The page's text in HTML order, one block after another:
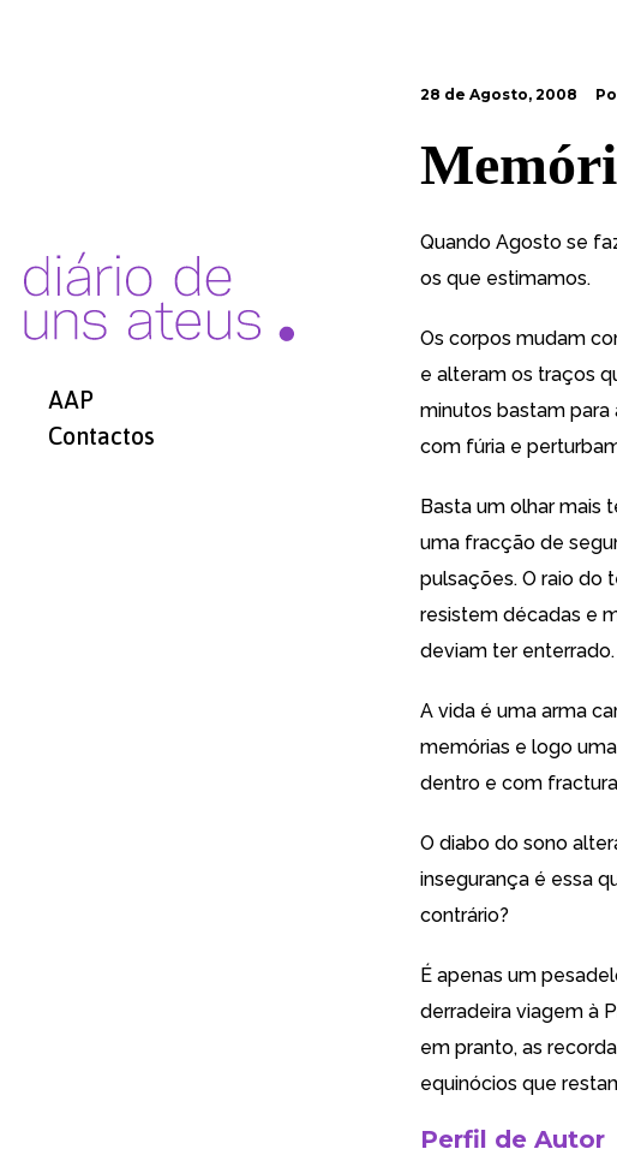
AAP
Contactos
28 de Agosto, 2008
Quando Agosto se
os que estimamos.
Os corpos mudam
e alteram os traços
minutos bastam
com fúria e
Basta um olhar mais
uma fracção de
pulsações. O raio do
resistem décadas e
deviam ter enterrado.
A vida é uma arma
memórias e logo
dentro e com
O diabo do sono
insegurança é essa
contrário?
É apenas um
derradeira viagem à
em pranto, as
equinócios que
Perfil de Autor